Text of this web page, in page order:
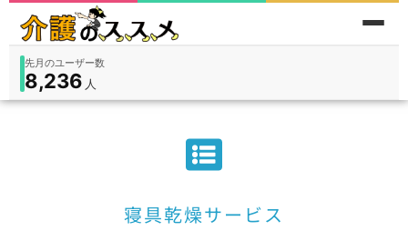
在宅9,360入所3,194
先月のユーザー数
8,236 人
件
寝具乾燥サービス